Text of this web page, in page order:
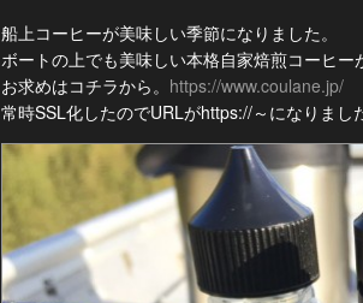
船上コーヒーが美味しい季節になりました。
ボートの上でも美味しい本格自家焙煎コーヒー
お求めはコチラから。 https://www.coulane.jp/
常時SSL化したのでURLがhttps://～になりまし